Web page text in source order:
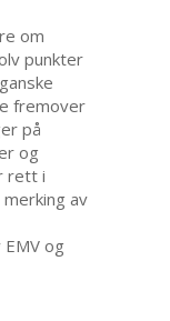
om
punkter
fremover
på
og
rett i
av
og